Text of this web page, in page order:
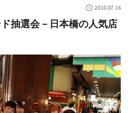
2010.07.16
抽選会－日本橋の人気店